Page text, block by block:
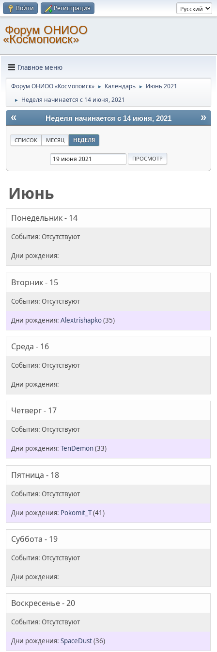
Войти Регистрация
Форум ОНИОО
«Космопоиск»
Главное меню
Форум ОНИОО «Космопоиск» ► Календарь ► Июнь 2021
► Неделя начинается с 14 июня, 2021
« »
Неделя начинается с 14 июня, 2021
СПИСОК МЕСЯЦ НЕДЕЛЯ
Июнь
Понедельник - 14
Вторник - 15
Alextrishapko(35)
Среда - 16
Четверг - 17
TenDemon(33)
Пятница - 18
Pokomit_T(41)
Суббота - 19
Воскресенье - 20
SpaceDust(36)